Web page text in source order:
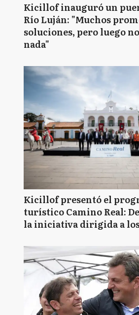
Kicillof inauguró un
Río Luján: "Muchos
soluciones, pero luego
nada"
Kicillof presentó el
turístico Camino Real:
la iniciativa dirigida a